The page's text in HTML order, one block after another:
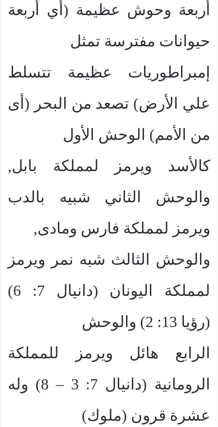
أربعة وحوش عظيمة (أي أربعة
حيوانات مفترسة تمثل
إمبراطوريات عظيمة تتسلط
علي الأرض) تصعد من البحر (أى
من الأمم) الوحش الأول
كالأسد ويرمز لمملكة بابل,
والوحش الثاني شبيه بالدب
ويرمز لمملكة فارس ومادى,
والوحش الثالث شبه نمر ويرمز
لمملكة اليونان (دانيال 7: 6)
(رؤيا 13: 2) والوحش
الرابع هائل ويرمز للمملكة
الرومانية (دانيال 7: 3 – 8) وله
عشرة قرون (ملوك)